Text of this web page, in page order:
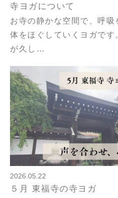
寺ヨガについて
お寺の静かな空間で、呼吸
体をほぐしていくヨガで
が久し…
2026.05.22
５月 東福寺の寺ヨガ